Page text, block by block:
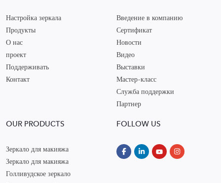
Настройка зеркала
Продукты
О нас
проект
Поддерживать
Контакт
Введение в компанию
Сертификат
Новости
Видео
Выставки
Мастер-класс
Служба поддержки
Партнер
OUR PRODUCTS
Зеркало для макияжа
Зеркало для макияжа
Голливудское зеркало
FOLLOW US